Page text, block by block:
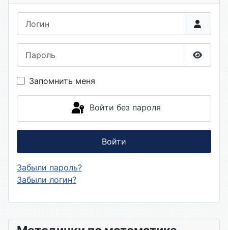
Запомнить меня
Войти без пароля
Войти
Забыли пароль?
Забыли логин?